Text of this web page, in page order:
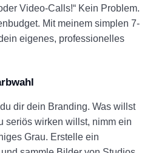
Video-Calls!“ Kein Problem.
Mit meinem simplen 7-
eigenes, professionelles
dir dein Branding. Was willst
seriös wirken willst, nimm ein
Grau. Erstelle ein